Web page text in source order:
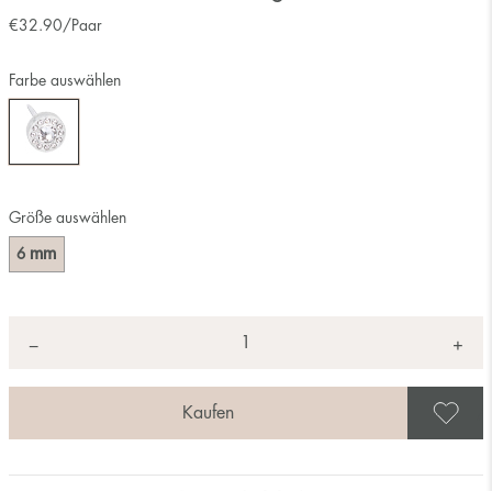
€32.90 /Paar
Größe auswählen
6 mm
Farbe auswählen
− +